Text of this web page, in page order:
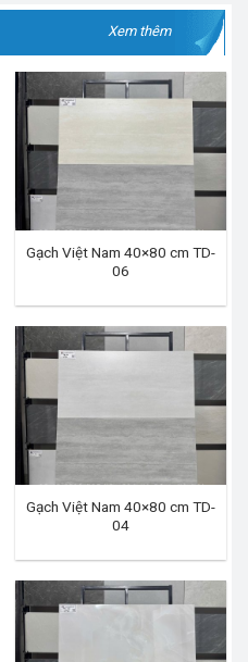
Xem thêm
Gạch Việt Nam 40×80 cm TD-
06
Gạch Việt Nam 40×80 cm TD-
04